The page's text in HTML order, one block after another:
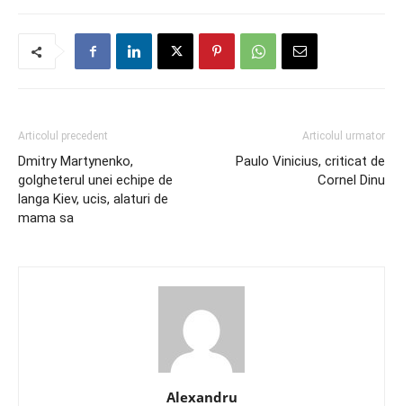
Articolul precedent
Dmitry Martynenko,
golgheterul unei echipe de
langa Kiev, ucis, alaturi de
mama sa
Articolul urmator
Paulo Vinicius, criticat de
Cornel Dinu
Alexandru